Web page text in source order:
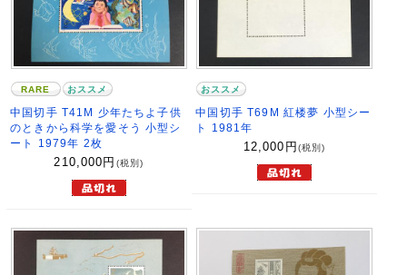
RARE おススメ
中国切手 T41M 少年たちよ子供
のときから科学を愛そう 小型シ
ート 1979年 2枚
210,000 円 (税別)
おススメ
中国切手 T69M 紅楼夢 小型シー
ト 1981年
12,000 円 (税別)